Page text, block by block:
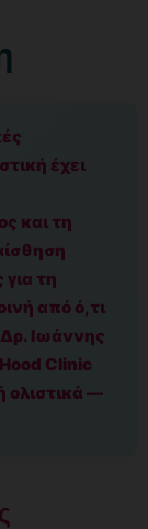
έχει
και τη
τη
από ό,τι
Ιωάννης
Clinic
ολιστικά —